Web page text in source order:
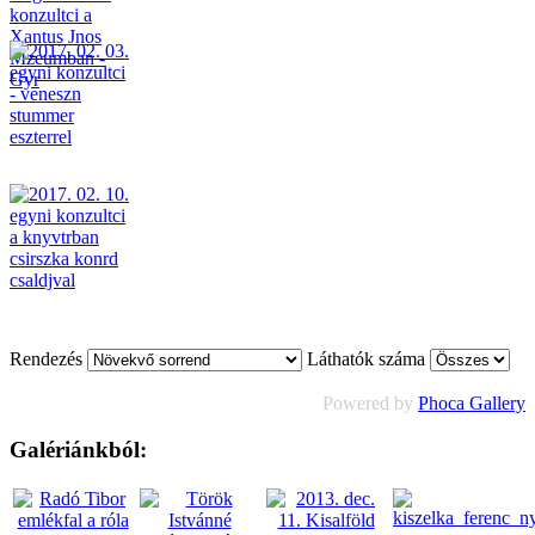
Rendezés Láthatók száma
Powered by Phoca Gallery
Galériánkból: